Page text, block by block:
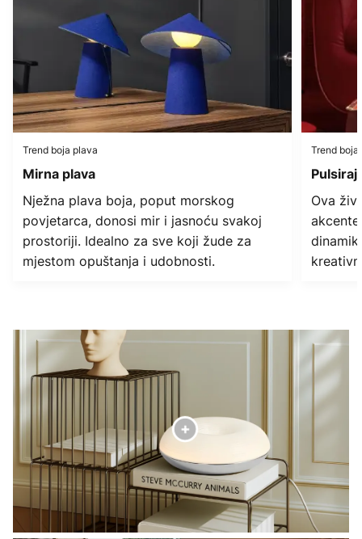
Trend boja plava
Mirna plava
Nježna plava boja, poput morskog
povjetarca, donosi mir i jasnoću svakoj
prostoriji. Idealno za sve koji žude za
mjestom opuštanja i udobnosti.
Trend
Ova